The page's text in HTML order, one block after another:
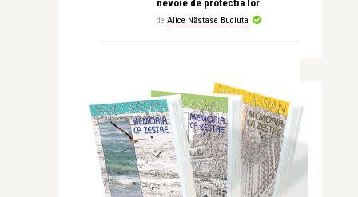
nevoie de protectia lor
de Alice Năstase Buciuta